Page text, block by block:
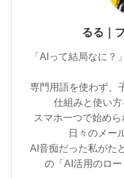
るる｜
「AIって結局なに？
専門用語を使わず、
仕組みと使い方
スマホ一つで始めら
日々のメー
AI音痴だった私がた
の「AI活用のロー